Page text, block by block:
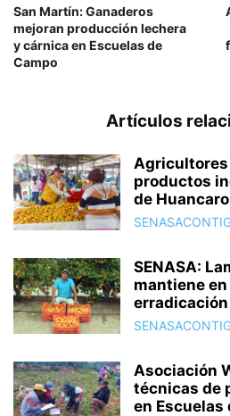
San Martín: Ganaderos
mejoran producción lechera
y cárnica en Escuelas de
Campo
Artículos
productos
de Huancaro
SENASA:
mantiene
erradicación
Asociación
técnicas de
en Escuelas